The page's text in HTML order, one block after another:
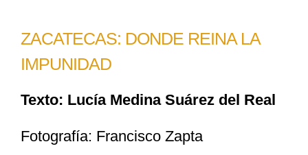
Municipios
ZACATECAS: DONDE REINA LA
IMPUNIDAD
Texto: Lucía Medina Suárez del Real
Fotografía: Francisco Zapta